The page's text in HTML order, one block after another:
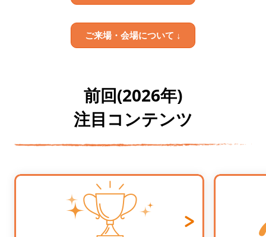
ご来場・会場について ↓
前回(2026年)
注目コンテンツ